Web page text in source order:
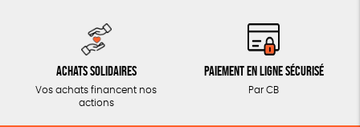
Achats solidaires
Vos achats financent nos
actions
Paiement en ligne sécurisé
Par CB